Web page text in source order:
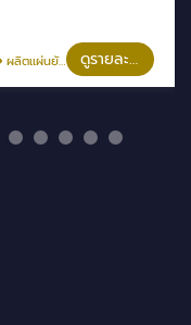
ผลิตเเผ่นยันต์ แผ่นทอง ดูรายละเอียด